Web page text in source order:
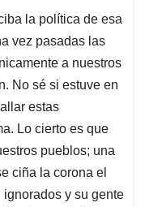
la política de esa
vez pasadas las
a nuestros
No sé si estuve en
estas
Lo cierto es que
pueblos; una
ciña la corona el
y su gente